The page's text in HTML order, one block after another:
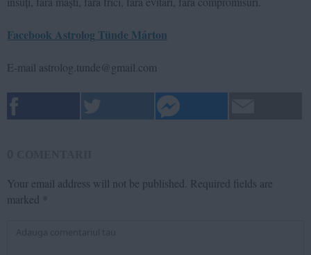
Facebook Astrolog Tünde Márton
E-mail astrolog.tunde@gmail.com
Your email address will not be published. Required fields are
marked *